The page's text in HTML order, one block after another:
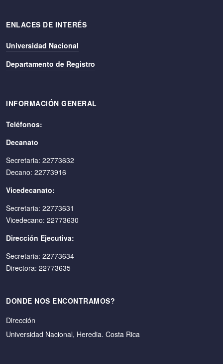
ENLACES DE INTERÉS
Universidad Nacional
Departamento de Registro
INFORMACIÓN GENERAL
Teléfonos:
Decanato
Secretaria: 22773632
Decano: 22773916
Vicedecanato:
Secretaria: 22773631
Vicedecano: 22773630
Dirección Ejecutiva:
Secretaria: 22773634
Directora: 22773635
DONDE NOS ENCONTRAMOS?
Dirección
Universidad Nacional, Heredia. Costa Rica